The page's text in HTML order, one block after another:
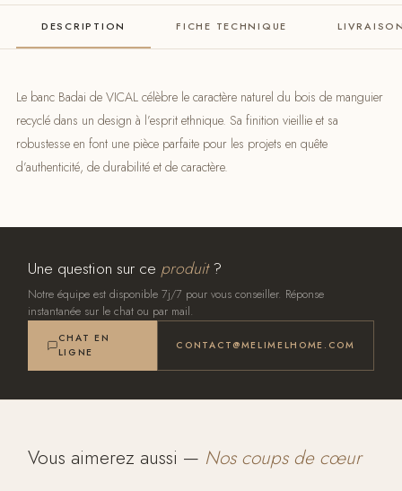
DESCRIPTION FICHE TECHNIQUE
Le banc Badai de VICAL célèbre le caractère naturel du bois de manguier
recyclé dans un design à l’esprit ethnique. Sa finition vieillie et sa
robustesse en font une pièce parfaite pour les projets en quête
d’authenticité, de durabilité et de caractère.
Une question sur ce produit?
Notre équipe est disponible 7j/7 pour vous conseiller. Réponse
instantanée sur le chat ou par mail.
CHAT EN
LIGNE
CONTACT@MELIMELHOME.COM
Vous aimerez aussi — Nos coups de cœur